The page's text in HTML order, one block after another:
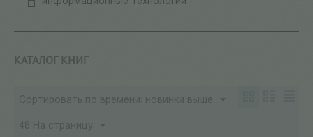
КАТАЛОГ КНИГ
Сортировать по времени: новинки выше
48 На страницу